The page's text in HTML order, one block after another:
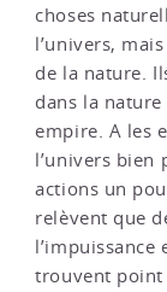
choses
l’univers,
de la nature.
dans la
empire. A les
l’univers bien
actions un
relèvent que
l’impuissance
trouvent point